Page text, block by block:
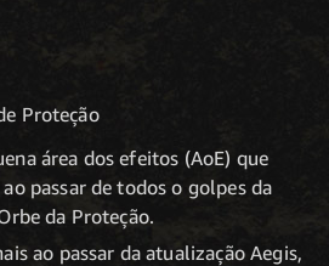
Proteção
área dos efeitos (AoE) que
passar de todos o golpes da
da Proteção.
ao passar da atualização Aegis,